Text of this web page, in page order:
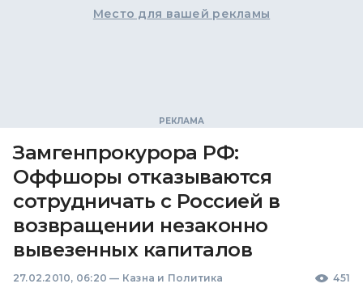
Место для вашей рекламы
Замгенпрокурора РФ:
Оффшоры отказываются
сотрудничать с Россией в
возвращении незаконно
вывезенных капиталов
27.02.2010, 06:20 — Казна и Политика 451